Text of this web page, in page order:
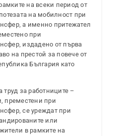
на всеки период от
на мобилност при
а именно притежател
при
издадено от първа
на престой за повече от
България като
труд за работниците –
преместени при
се уреждат при
или
в рамките на